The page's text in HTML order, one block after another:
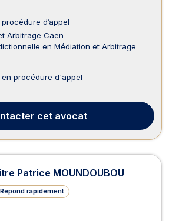
procédure d’appel
Arbitrage Caen
en Médiation et Arbitrage
en procédure d'appel
cet avocat
Patrice MOUNDOUBOU
Répond rapidement